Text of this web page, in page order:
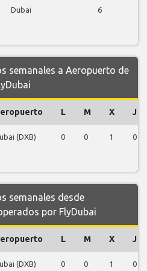
Dubai
6
semanales a Aeropuerto de
L M X J
(DXB) 0 0 1 0
semanales desde
por FlyDubai
L M X J
(DXB) 0 0 1 0